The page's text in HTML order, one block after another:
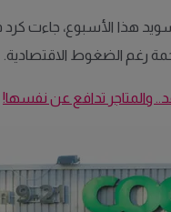
هذا الأسبوع، جاءت كرد
رغم الضغوط الاقتصادية.
والمتاجر تدافع عن نفسها!